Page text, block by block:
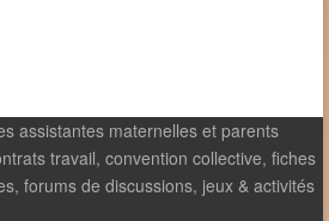
assistantes maternelles et parents
travail, convention collective, fiches
forums de discussions, jeux & activités